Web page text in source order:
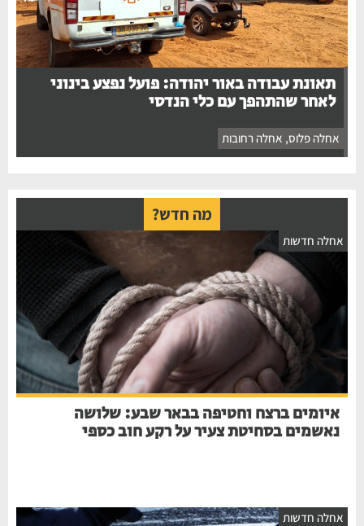
תאונת עבודה באור יהודה: פועל נפצע בינוני
לאחר שהתהפך עם כלי הנדסי
אחלה פלוס ,אחלה רחובות
מה חדש?
חדשות
איומים ברצח וחטיפה בבאר שבע: שלושה
נאשמים בסחיטת צעיר על רקע חוב כספי
חדשות